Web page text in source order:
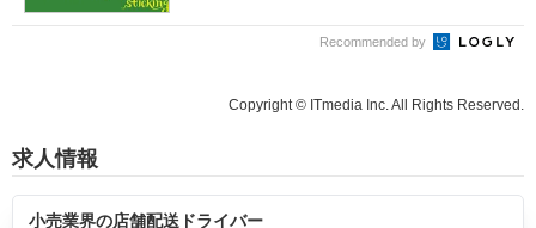
Recommended by
Copyright © ITmedia Inc. All Rights Reserved.
求人情報
小売業界の店舗配送ドライバー